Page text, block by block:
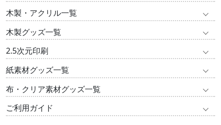
木製・アクリル一覧
木製グッズ一覧
2.5次元印刷
紙素材グッズ一覧
布・クリア素材グッズ一覧
ご利用ガイド